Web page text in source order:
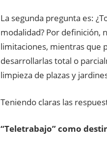
La segunda pregunta es:
modalidad? Por definición,
limitaciones, mientras que
desarrollarlas total o
limpieza de plazas y
Teniendo claras las
“Teletrabajo” como